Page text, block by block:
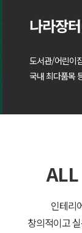
나라장
도서관/어린이
국내 최다품목
인테리
창의적이고